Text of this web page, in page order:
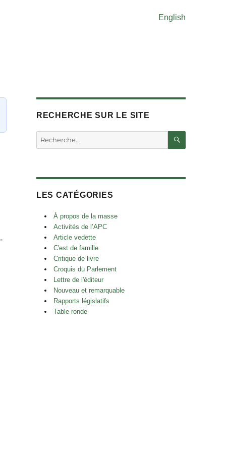
English
RECHERCHE SUR LE SITE
Rechercher :
LES CATÉGORIES
À propos de la masse
Activités de l’APC
Article vedette
C'est de famille
Critique de livre
Croquis du Parlement
Lettre de l'éditeur
Nouveau et remarquable
Rapports législatifs
Table ronde